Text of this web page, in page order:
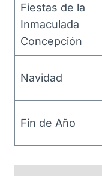
Fiestas de la
Inmaculada
Concepción
Navidad
Fin de Año